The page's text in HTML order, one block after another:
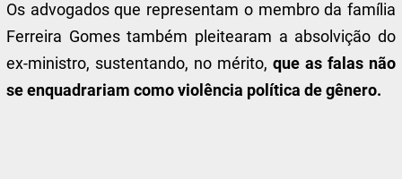
Os advogados que representam o membro da família
Ferreira Gomes também pleitearam a absolvição do
ex-ministro, sustentando, no mérito, que as falas não
se enquadrariam como violência política de gênero.